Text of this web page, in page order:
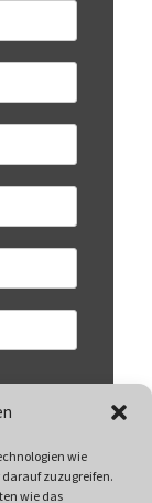
wie
zuzugreifen.
wie das